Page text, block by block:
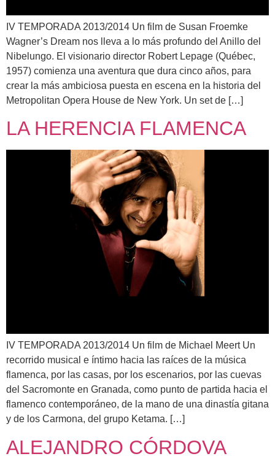
IV TEMPORADA 2013/2014 Un film de Susan Froemke
Wagner’s Dream nos lleva a lo más profundo del Anillo del
Nibelungo. El visionario director Robert Lepage (Québec,
1957) comienza una aventura que dura cinco años, para
crear la más ambiciosa puesta en escena en la historia del
Metropolitan Opera House de New York. Un set de […]
LA HERENCIA FLAMENCA
IV TEMPORADA 2013/2014 Un film de Michael Meert Un
recorrido musical e íntimo hacia las raíces de la música
flamenca, por las casas, por los escenarios, por las cuevas
del Sacromonte en Granada, como punto de partida hacia el
flamenco contemporáneo, de la mano de una dinastía gitana
y de los Carmona, del grupo Ketama. […]
ALEJANDRO CÓRDOVA